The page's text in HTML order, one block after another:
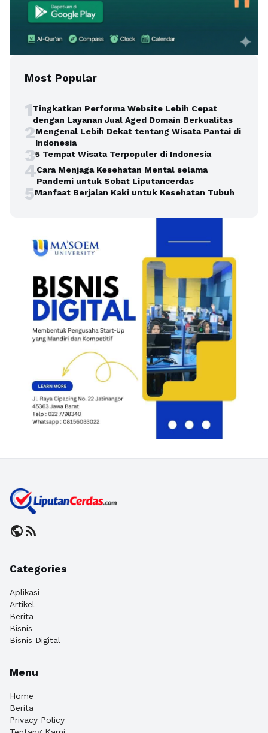
Most Popular
1Tingkatkan Performa Website Lebih Cepat
dengan Layanan Jual Aged Domain Berkualitas
2Mengenal Lebih Dekat tentang Wisata Pantai di
Indonesia
35 Tempat Wisata Terpopuler di Indonesia
4Cara Menjaga Kesehatan Mental selama
Pandemi untuk Sobat Liputancerdas
5Manfaat Berjalan Kaki untuk Kesehatan Tubuh
publicrss_feed
Categories
Aplikasi
Artikel
Berita
Bisnis
Bisnis Digital
Menu
Home
Berita
Privacy Policy